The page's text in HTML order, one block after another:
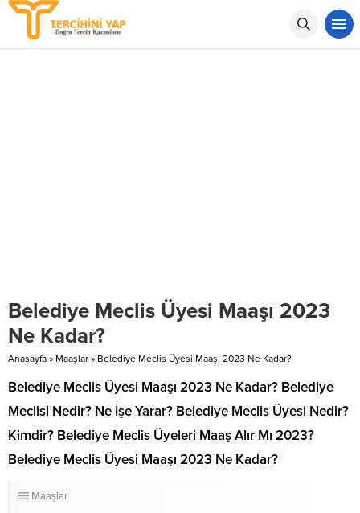
Belediye Meclis Üyesi Maaşı 2023
Ne Kadar?
Anasayfa » Maaşlar » Belediye Meclis Üyesi Maaşı 2023 Ne Kadar?
Belediye Meclis Üyesi Maaşı 2023 Ne Kadar? Belediye
Meclisi Nedir? Ne İşe Yarar? Belediye Meclis Üyesi Nedir?
Kimdir? Belediye Meclis Üyeleri Maaş Alır Mı 2023?
Belediye Meclis Üyesi Maaşı 2023 Ne Kadar?
Maaşlar